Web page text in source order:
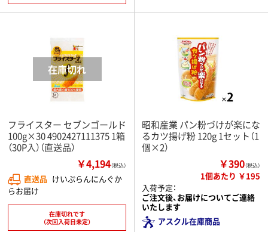
フライスター セブンゴールド
100g×30 4902427111375 1箱
（30P入）（直送品）
￥4,194（税込）
直送品 けいぷらんにんぐか
らお届け
在庫切れです
（次回入荷日未定）
昭和産業 パン粉づけが楽にな
るカツ揚げ粉 120g 1セット（1
個×2）
￥390（税込）
1個あたり ￥195
入荷予定：
ご注文後、お届けについてご連絡
いたします
アスクル在庫商品